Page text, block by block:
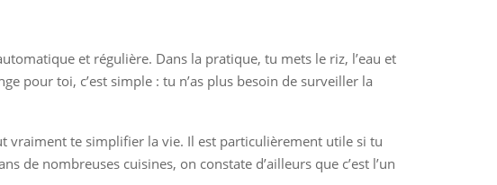
et régulière. Dans la pratique, tu mets le riz, l’eau et
pour toi, c’est simple : tu n’as plus besoin de surveiller la
vraiment te simplifier la vie. Il est particulièrement utile si tu
de nombreuses cuisines, on constate d’ailleurs que c’est l’un